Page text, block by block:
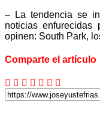
– La tendencia se
noticias enfurecidas
opinen: South Park,
Comparte el artículo